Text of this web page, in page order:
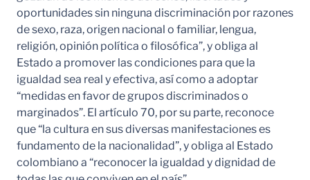
oportunidades sin ninguna discriminación por razones
de sexo, raza, origen nacional o familiar, lengua,
religión, opinión política o filosófica”, y obliga al
Estado a promover las condiciones para que la
igualdad sea real y efectiva, así como a adoptar
“medidas en favor de grupos discriminados o
marginados”. El artículo 70, por su parte, reconoce
que “la cultura en sus diversas manifestaciones es
fundamento de la nacionalidad”, y obliga al Estado
colombiano a “reconocer la igualdad y dignidad de